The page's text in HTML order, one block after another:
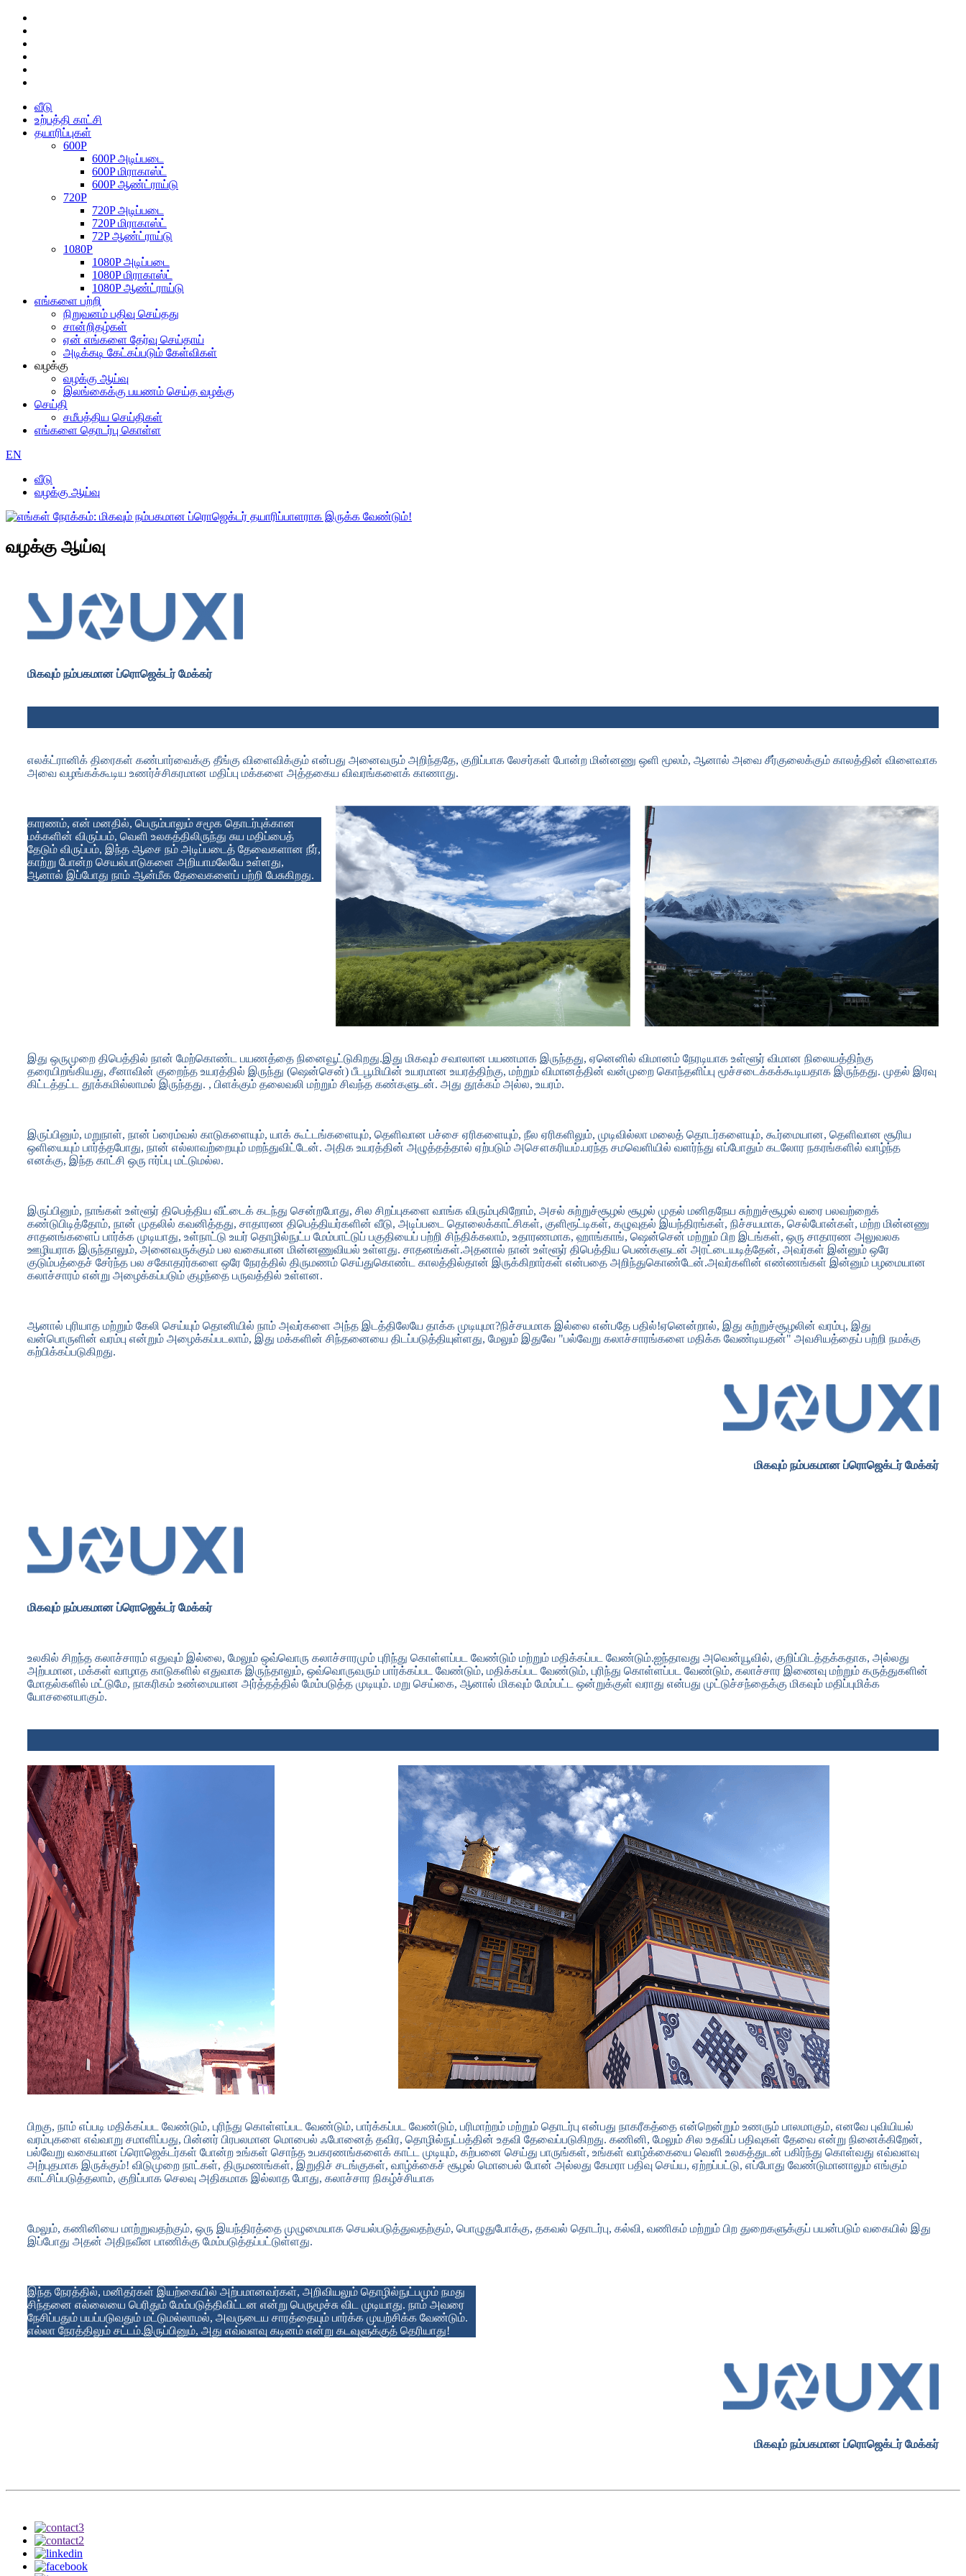
வீடு
உற்பத்தி காட்சி
தயாரிப்புகள்
600P
600P அடிப்படை
600P மிராகாஸ்ட்
600P ஆண்ட்ராய்டு
720P
720P அடிப்படை
720P மிராகாஸ்ட்
72P ஆண்ட்ராய்டு
1080P
1080P அடிப்படை
1080P மிராகாஸ்ட்
1080P ஆண்ட்ராய்டு
எங்களை பற்றி
நிறுவனம் பதிவு செய்தது
சான்றிதழ்கள்
ஏன் எங்களை தேர்வு செய்தாய்
அடிக்கடி கேட்கப்படும் கேள்விகள்
வழக்கு
வழக்கு ஆய்வு
இலங்கைக்கு பயணம் செய்த வழக்கு
செய்தி
சமீபத்திய செய்திகள்
எங்களை தொடர்பு கொள்ள
EN
வீடு
வழக்கு ஆய்வு
வழக்கு ஆய்வு
மிகவும் நம்பகமான ப்ரொஜெக்டர் மேக்கர்
எலக்ட்ரானிக் திரைகள் கண்பார்வைக்கு தீங்கு விளைவிக்கும் என்பது அனைவரும் அறிந்ததே, குறிப்பாக லேசர்கள் போன்ற மின்னணு ஒளி மூலம், ஆனால் அவை சீர்குலைக்கும் காலத்தின் விளைவாக
அவை வழங்கக்கூடிய உணர்ச்சிகரமான மதிப்பு மக்களை அத்தகைய விவரங்களைக் காணாது.
காரணம், என் மனதில், பெரும்பாலும் சமூக தொடர்புக்கான
மக்களின் விருப்பம், வெளி உலகத்திலிருந்து சுய மதிப்பைத்
தேடும் விருப்பம், இந்த ஆசை நம் அடிப்படைத் தேவைகளான நீர்,
காற்று போன்ற செயல்பாடுகளை அறியாமலேயே உள்ளது,
ஆனால் இப்போது நாம் ஆன்மீக தேவைகளைப் பற்றி பேசுகிறது.
இது ஒருமுறை திபெத்தில் நான் மேற்கொண்ட பயணத்தை நினைவூட்டுகிறது.இது மிகவும் சவாலான பயணமாக இருந்தது, ஏனெனில் விமானம் நேரடியாக உள்ளூர் விமான நிலையத்திற்கு
தரையிறங்கியது, சீனாவின் குறைந்த உயரத்தில் இருந்து (ஷென்சென்) பீடபூமியின் உயரமான உயரத்திற்கு, மற்றும் விமானத்தின் வன்முறை கொந்தளிப்பு மூச்சடைக்கக்கூடியதாக இருந்தது. முதல் இரவு
கிட்டத்தட்ட தூக்கமில்லாமல் இருந்தது. , பிளக்கும் தலைவலி மற்றும் சிவந்த கண்களுடன். அது தூக்கம் அல்ல, உயரம்.
இருப்பினும், மறுநாள், நான் ப்ரைம்வல் காடுகளையும், யாக் கூட்டங்களையும், தெளிவான பச்சை ஏரிகளையும், நீல ஏரிகளிலும், முடிவில்லா மலைத் தொடர்களையும், கூர்மையான, தெளிவான சூரிய
ஒளியையும் பார்த்தபோது, ​​​​நான் எல்லாவற்றையும் மறந்துவிட்டேன். அதிக உயரத்தின் அழுத்தத்தால் ஏற்படும் அசௌகரியம்.பரந்த சமவெளியில் வளர்ந்து எப்போதும் கடலோர நகரங்களில் வாழ்ந்த
எனக்கு, இந்த காட்சி ஒரு ஈர்ப்பு மட்டுமல்ல.
இருப்பினும், நாங்கள் உள்ளூர் திபெத்திய வீட்டைக் கடந்து சென்றபோது, ​​சில சிறப்புகளை வாங்க விரும்புகிறோம், அசல் சுற்றுச்சூழல் சூழல் முதல் மனிதநேய சுற்றுச்சூழல் வரை பலவற்றைக்
கண்டுபிடித்தோம், நான் முதலில் கவனித்தது, சாதாரண திபெத்தியர்களின் வீடு, அடிப்படை தொலைக்காட்சிகள், குளிரூட்டிகள், கழுவுதல் இயந்திரங்கள், நிச்சயமாக, செல்போன்கள், மற்ற மின்னணு
சாதனங்களைப் பார்க்க முடியாது, உள்நாட்டு உயர் தொழில்நுட்ப மேம்பாட்டுப் பகுதியைப் பற்றி சிந்திக்கலாம், உதாரணமாக, ஹாங்காங், ஷென்சென் மற்றும் பிற இடங்கள், ஒரு சாதாரண அலுவலக
ஊழியராக இருந்தாலும், அனைவருக்கும் பல வகையான மின்னணுவியல் உள்ளது. சாதனங்கள்.அதனால் நான் உள்ளூர் திபெத்திய பெண்களுடன் அரட்டையடித்தேன், அவர்கள் இன்னும் ஒரே
குடும்பத்தைச் சேர்ந்த பல சகோதரர்களை ஒரே நேரத்தில் திருமணம் செய்துகொண்ட காலத்தில்தான் இருக்கிறார்கள் என்பதை அறிந்துகொண்டேன்.அவர்களின் எண்ணங்கள் இன்னும் பழமையான
கலாச்சாரம் என்று அழைக்கப்படும் குழந்தை பருவத்தில் உள்ளன.
ஆனால் புரியாத மற்றும் கேலி செய்யும் தொனியில் நாம் அவர்களை அந்த இடத்திலேயே தாக்க முடியுமா?நிச்சயமாக இல்லை என்பதே பதில்!ஏனென்றால், இது சுற்றுச்சூழலின் வரம்பு, இது
வன்பொருளின் வரம்பு என்றும் அழைக்கப்படலாம், இது மக்களின் சிந்தனையை திடப்படுத்தியுள்ளது, மேலும் இதுவே "பல்வேறு கலாச்சாரங்களை மதிக்க வேண்டியதன்" அவசியத்தைப் பற்றி நமக்கு
கற்பிக்கப்படுகிறது.
மிகவும் நம்பகமான ப்ரொஜெக்டர் மேக்கர்
மிகவும் நம்பகமான ப்ரொஜெக்டர் மேக்கர்
உலகில் சிறந்த கலாச்சாரம் எதுவும் இல்லை, மேலும் ஒவ்வொரு கலாச்சாரமும் புரிந்து கொள்ளப்பட வேண்டும் மற்றும் மதிக்கப்பட வேண்டும்.ஐந்தாவது அவென்யூவில், குறிப்பிடத்தக்கதாக, அல்லது
அற்பமான, மக்கள் வாழாத காடுகளில் எதுவாக இருந்தாலும், ஒவ்வொருவரும் பார்க்கப்பட வேண்டும், மதிக்கப்பட வேண்டும், புரிந்து கொள்ளப்பட வேண்டும், கலாச்சார இணைவு மற்றும் கருத்துகளின்
மோதல்களில் மட்டுமே, நாகரிகம் உண்மையான அர்த்தத்தில் மேம்படுத்த முடியும். மறு செய்கை, ஆனால் மிகவும் மேம்பட்ட ஒன்றுக்குள் வராது என்பது முட்டுச்சந்தைக்கு மிகவும் மதிப்புமிக்க
யோசனையாகும்.
பிறகு, நாம் எப்படி மதிக்கப்பட வேண்டும், புரிந்து கொள்ளப்பட வேண்டும், பார்க்கப்பட வேண்டும், பரிமாற்றம் மற்றும் தொடர்பு என்பது நாகரீகத்தை என்றென்றும் உணரும் பாலமாகும், எனவே புவியியல்
வரம்புகளை எவ்வாறு சமாளிப்பது, பின்னர் பிரபலமான மொபைல் ஃபோனைத் தவிர, தொழில்நுட்பத்தின் உதவி தேவைப்படுகிறது. கணினி, மேலும் சில உதவிப் பதிவுகள் தேவை என்று நினைக்கிறேன்,
பல்வேறு வகையான ப்ரொஜெக்டர்கள் போன்ற உங்கள் சொந்த உபகரணங்களைக் காட்ட முடியும், கற்பனை செய்து பாருங்கள், உங்கள் வாழ்க்கையை வெளி உலகத்துடன் பகிர்ந்து கொள்வது எவ்வளவு
அற்புதமாக இருக்கும்! விடுமுறை நாட்கள், திருமணங்கள், இறுதிச் சடங்குகள், வாழ்க்கைச் சூழல் மொபைல் போன் அல்லது கேமரா பதிவு செய்ய, ஏற்றப்பட்டு, எப்போது வேண்டுமானாலும் எங்கும்
காட்சிப்படுத்தலாம், குறிப்பாக செலவு அதிகமாக இல்லாத போது, ​​கலாச்சார நிகழ்ச்சியாக
மேலும், கணினியை மாற்றுவதற்கும், ஒரு இயந்திரத்தை முழுமையாக செயல்படுத்துவதற்கும், பொழுதுபோக்கு, தகவல் தொடர்பு, கல்வி, வணிகம் மற்றும் பிற துறைகளுக்குப் பயன்படும் வகையில் இது
இப்போது அதன் அதிநவீன பாணிக்கு மேம்படுத்தப்பட்டுள்ளது.
இந்த நேரத்தில், மனிதர்கள் இயற்கையில் அற்பமானவர்கள், அறிவியலும் தொழில்நுட்பமும் நமது
சிந்தனை எல்லையை பெரிதும் மேம்படுத்திவிட்டன என்று பெருமூச்சு விட முடியாது. நாம் அவரை
நேசிப்பதும் பயப்படுவதும் மட்டுமல்லாமல், அவருடைய சாரத்தையும் பார்க்க முயற்சிக்க வேண்டும்.
எல்லா நேரத்திலும் சட்டம்.இருப்பினும், அது எவ்வளவு கடினம் என்று கடவுளுக்குத் தெரியாது!
மிகவும் நம்பகமான ப்ரொஜெக்டர் மேக்கர்